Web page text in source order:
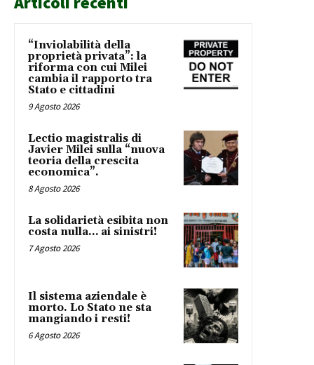
“Inviolabilità della
proprietà privata”: la
riforma con cui Milei
cambia il rapporto tra
Stato e cittadini
9 Agosto 2026
Lectio magistralis di
Javier Milei sulla “nuova
teoria della crescita
economica”.
8 Agosto 2026
La solidarietà esibita non
costa nulla… ai sinistri!
7 Agosto 2026
Il sistema aziendale è
morto. Lo Stato ne sta
mangiando i resti!
6 Agosto 2026